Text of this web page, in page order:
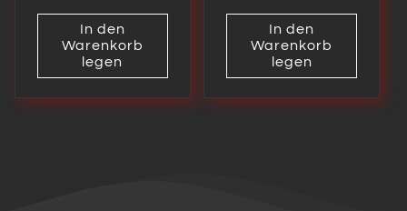
In den
Warenkorb
legen
Preis
In den
Warenkorb
legen